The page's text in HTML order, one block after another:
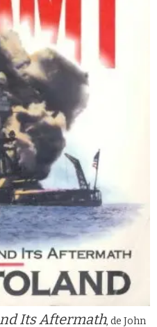
Its Aftermath, de John